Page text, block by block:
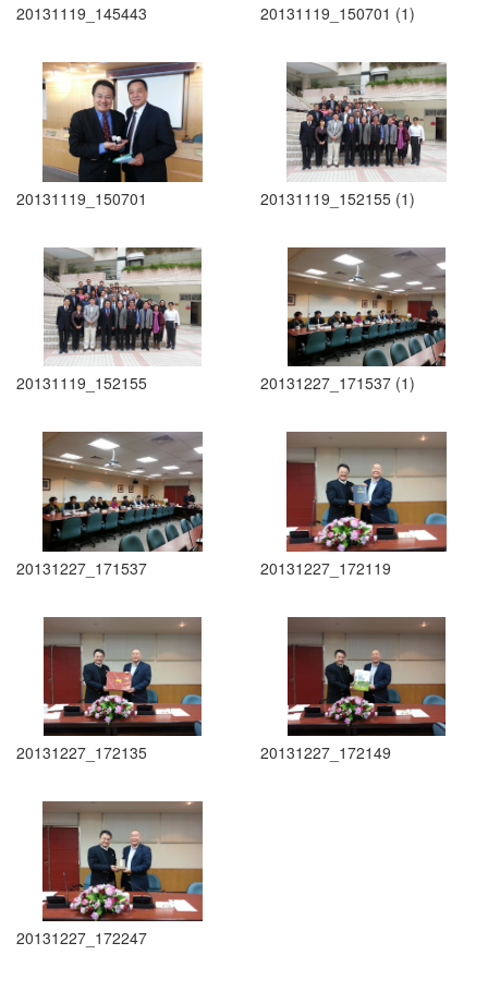
20131119_145443 20131119_150701 (1)
20131119_150701 20131119_152155 (1)
20131119_152155 20131227_171537 (1)
20131227_171537 20131227_172119
20131227_172135 20131227_172149
20131227_172247